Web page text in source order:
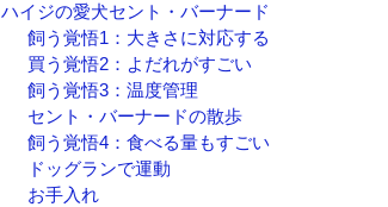
ハイジの愛犬セント・バーナード
飼う覚悟1：大きさに対応する
買う覚悟2：よだれがすごい
飼う覚悟3：温度管理
セント・バーナードの散歩
飼う覚悟4：食べる量もすごい
ドッグランで運動
お手入れ